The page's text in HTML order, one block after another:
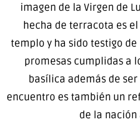
imagen de la Virgen de
hecha de terracota es
templo y ha sido testigo
promesas cumplidas a
basílica además de
encuentro es también un
de la